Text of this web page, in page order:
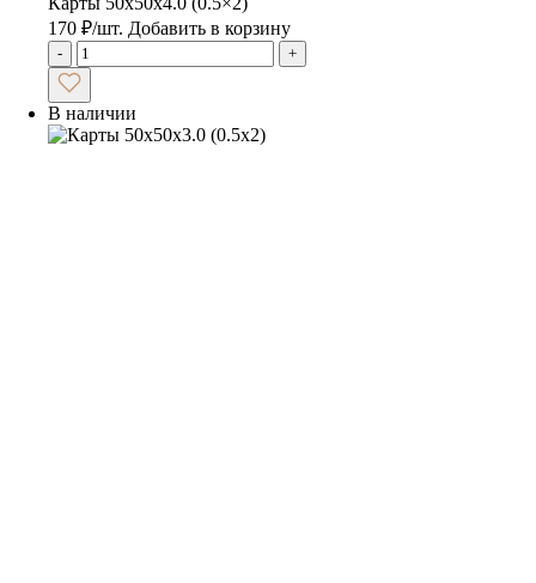
170 ₽/шт. Добавить в корзину
- +
В наличии